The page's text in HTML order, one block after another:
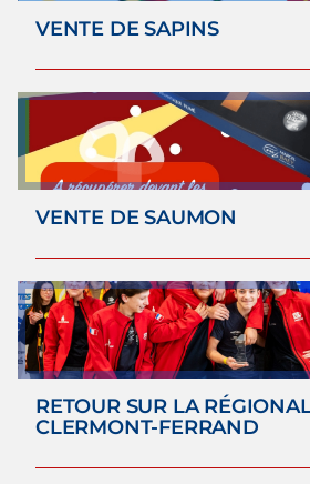
VENTE DE SAPINS
VENTE DE SAUMON
RETOUR SUR LA
CLERMONT-FERRAND